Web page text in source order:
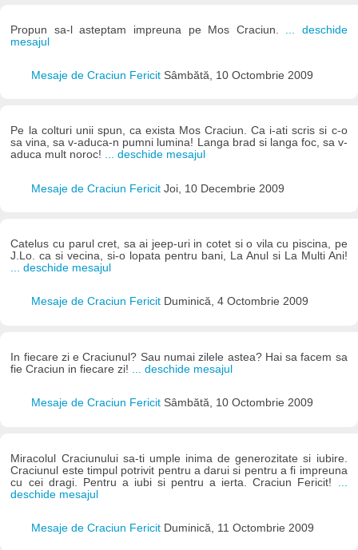
Propun sa-l asteptam impreuna pe Mos Craciun.
... deschide
mesajul
Mesaje de Craciun Fericit Sâmbătă, 10 Octombrie 2009
Pe la colturi unii spun, ca exista Mos Craciun. Ca i-ati scris si c-o
sa vina, sa v-aduca-n pumni lumina! Langa brad si langa foc, sa v-
aduca mult noroc! ... deschide mesajul
Mesaje de Craciun Fericit Joi, 10 Decembrie 2009
Catelus cu parul cret, sa ai jeep-uri in cotet si o vila cu piscina, pe
J.Lo. ca si vecina, si-o lopata pentru bani, La Anul si La Multi Ani!
... deschide mesajul
Mesaje de Craciun Fericit Duminică, 4 Octombrie 2009
In fiecare zi e Craciunul? Sau numai zilele astea? Hai sa facem sa
fie Craciun in fiecare zi!
... deschide mesajul
Mesaje de Craciun Fericit Sâmbătă, 10 Octombrie 2009
Miracolul Craciunului sa-ti umple inima de generozitate si iubire.
Craciunul este timpul potrivit pentru a darui si pentru a fi impreuna
cu cei dragi. Pentru a iubi si pentru a ierta. Craciun Fericit!
deschide mesajul
Mesaje de Craciun Fericit Duminică, 11 Octombrie 2009